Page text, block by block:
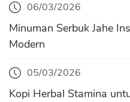
06/03/2026
Minuman Serbuk Jahe
Modern
05/03/2026
Kopi Herbal Stamina